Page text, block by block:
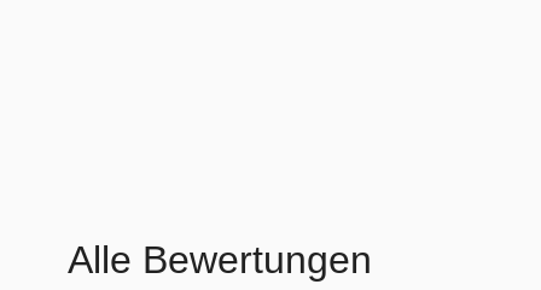
Alle Bewertungen